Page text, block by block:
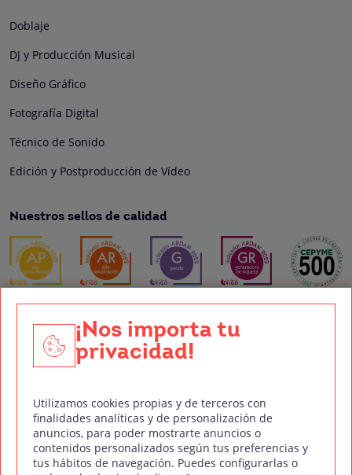
Doblaje
DJ y Producción Musical
Diseño Gráfico
Fotografía Digital
Técnico de Sonido
Edición y Postproducción de Vídeo
Nuestros sellos de calidad
Síguenos en Redes Sociales
Copyright © Treintaycinco mm2026
Mapa del sitio
Treintaycinco PT
¡Nos importa tu
privacidad!
Utilizamos cookies propias y de terceros con
finalidades analíticas y de personalización de
anuncios, para poder mostrarte anuncios o
contenidos personalizados según tus preferencias y
tus hábitos de navegación. Puedes configurarlas o